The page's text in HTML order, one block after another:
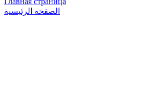
الصفحه الرئيسية